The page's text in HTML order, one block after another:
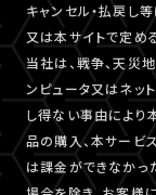
キャンセル・払戻し
又は本サイトで定め
当社は、戦争、天災
ンピュータ又はネッ
し得ない事由により
品の購入、本サービ
は課金ができなかっ